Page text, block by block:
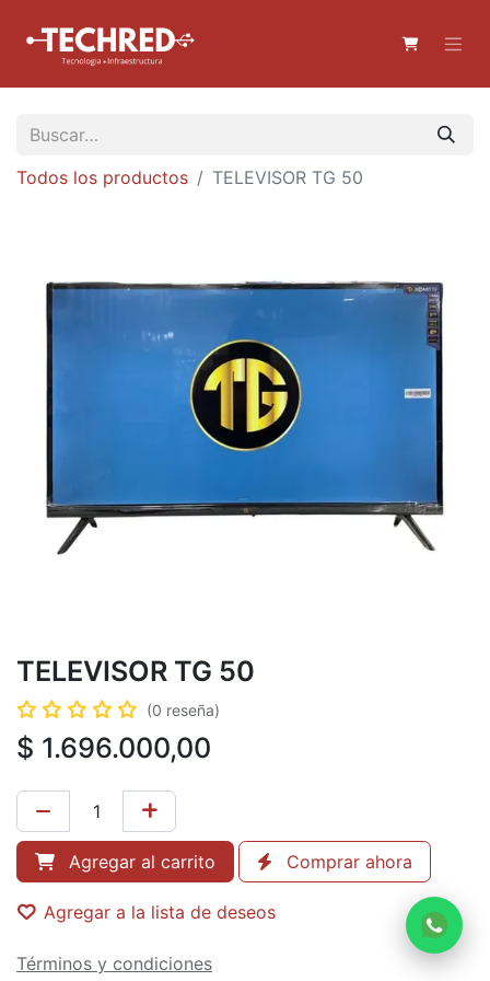
Todos los productos TELEVISOR TG 50
TELEVISOR TG 50
(0 reseña)
$ 1.696.000,00
Agregar al carrito Comprar ahora
Agregar a la lista de deseos
Términos y condiciones